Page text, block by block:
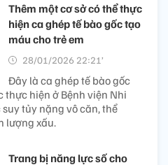
Thêm một cơ sở có thể thực
hiện ca ghép tế bào gốc tạo
máu cho trẻ em
28/01/2026 22:21’
Đây là ca ghép tế bào gốc
hiện ở Bệnh viện Nhi
tủy nặng vô căn, thể
lượng xấu.
Trang bị năng lực số cho